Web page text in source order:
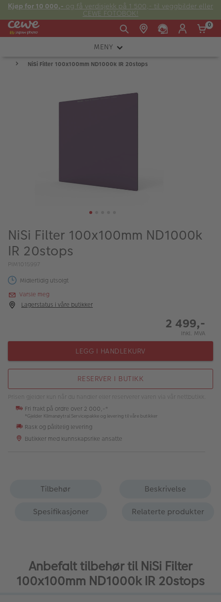
Kjøp for 10 000,- og få verdisjekk på 1 500,- til veggbilder eller
CEWE FOTOBOK!
Fre:
20:00
Søndag:
0
MENY
KAMERA
FOTOTILBEHØR
Kampanjer
Merker
Bildeprodukter
NiSi Filter 100x100mm ND1000k IR 20stops
NiSi Filter 100x100mm ND1000k
IR 20stops
PIM1015997
Midlertidig utsolgt
Varsle meg
Lagerstatus i våre butikker
2 499,-
Inkl. MVA
LEGG I HANDLEKURV
RESERVER I BUTIKK
Prisen gjelder kun når du handler eller reserverer varen via vår nettbutikk.
Fri frakt på ordre over 2 000,-*
*Gjelder Klimanøytral Servicepakke og levering til våre butikker
Rask og pålitelig levering
Butikker med kunnskapsrike ansatte
Tilbehør
Beskrivelse
Spesifikasjoner
Relaterte produkter
Anbefalt tilbehør til NiSi Filter
100x100mm ND1000k IR 20stops